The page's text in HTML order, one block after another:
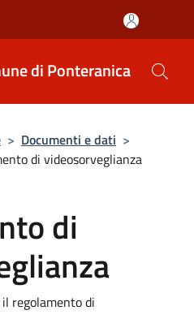
di Ponteranica
> Documenti e dati >
di videosorveglianza
di
regolamento di